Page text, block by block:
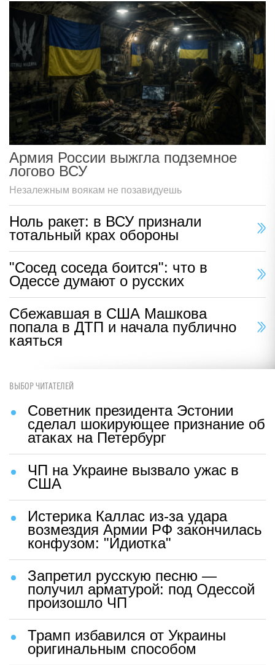
Армия России выжгла подземное
логово ВСУ
Незалежным воякам не позавидуешь
Ноль ракет: в ВСУ признали
тотальный крах обороны
"Сосед соседа боится": что в
Одессе думают о русских
Сбежавшая в США Машкова
попала в ДТП и начала публично
каяться
ВЫБОР ЧИТАТЕЛЕЙ
Советник президента Эстонии
сделал шокирующее признание об
атаках на Петербург
ЧП на Украине вызвало ужас в
США
Истерика Каллас из-за удара
возмездия Армии РФ закончилась
конфузом: "Идиотка"
Запретил русскую песню —
получил арматурой: под Одессой
произошло ЧП
Трамп избавился от Украины
оригинальным способом